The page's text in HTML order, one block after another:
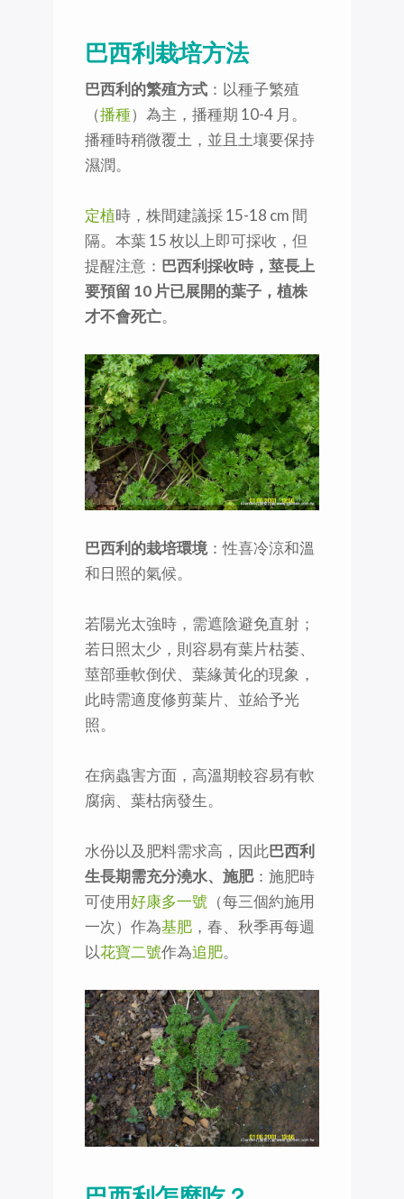
巴西利栽培方法
巴西利的繁殖方式 ：以種子繁殖
（播種）為主，播種期 10-4 月。
播種時稍微覆土，並且土壤要保持
濕潤。
定植時，株間建議採 15-18 cm 間
隔。本葉 15 枚以上即可採收，但
提醒注意： 巴西利採收時，莖長上
要預留 10 片已展開的葉子，植株
才不會死亡。
巴西利的栽培環境：性喜冷涼和溫
和日照的氣候。
若陽光太強時，需遮陰避免直射；
若日照太少，則容易有葉片枯萎、
莖部垂軟倒伏、葉緣黃化的現象，
此時需適度修剪葉片、並給予光
照。
在病蟲害方面，高溫期較容易有軟
腐病、葉枯病發生。
水份以及肥料需求高，因此巴西利
生長期需充分澆水、施肥：施肥時
可使用好康多一號 （每三個約施用
一次）作為基肥 ，春、秋季再每週
以花寶二號作為追肥。